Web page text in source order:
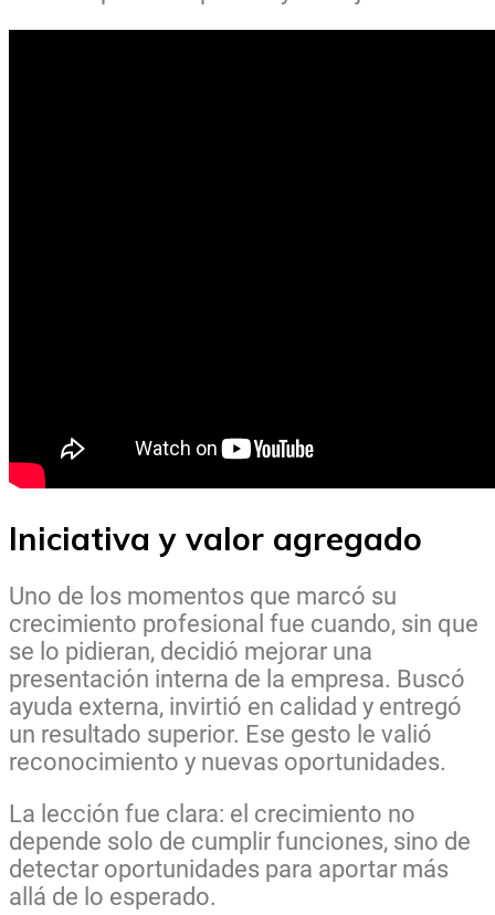
Iniciativa y valor agregado
Uno de los momentos que marcó su
crecimiento profesional fue cuando, sin que
se lo pidieran, decidió mejorar una
presentación interna de la empresa. Buscó
ayuda externa, invirtió en calidad y entregó
un resultado superior. Ese gesto le valió
reconocimiento y nuevas oportunidades.
La lección fue clara: el crecimiento no
depende solo de cumplir funciones, sino de
detectar oportunidades para aportar más
allá de lo esperado.